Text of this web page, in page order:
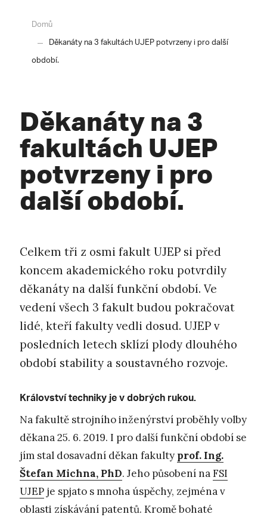
Domů
Děkanáty na 3 fakultách UJEP potvrzeny i pro další
období.
Děkanáty na 3
fakultách UJEP
potvrzeny i pro
další období.
Celkem tři z osmi fakult UJEP si před
koncem akademického roku potvrdily
děkanáty na další funkční období. Ve
vedení všech 3 fakult budou pokračovat
lidé, kteří fakulty vedli dosud. UJEP v
posledních letech sklízí plody dlouhého
období stability a soustavného rozvoje.
Království techniky je v dobrých rukou.
Na fakultě strojního inženýrství proběhly volby
děkana 25. 6. 2019. I pro další funkční období se
jím stal dosavadní děkan fakulty prof. Ing.
Štefan Michna, PhD. Jeho působení naFSI
UJEP je spjato s mnoha úspěchy, zejména v
oblasti získávání patentů. Kromě bohaté